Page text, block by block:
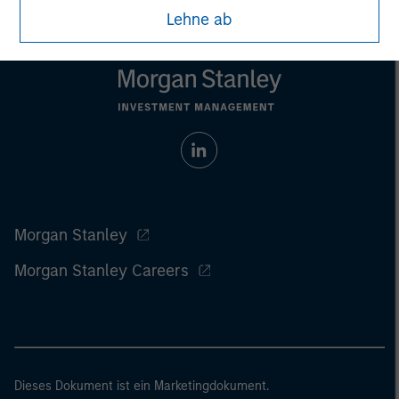
Lehne ab
Morgan Stanley
Morgan Stanley Careers
Dieses Dokument ist ein Marketingdokument.